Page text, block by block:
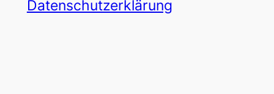
Datenschutzerklärung